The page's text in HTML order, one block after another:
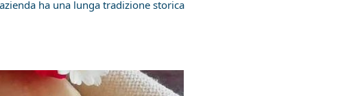
ha una lunga tradizione storica